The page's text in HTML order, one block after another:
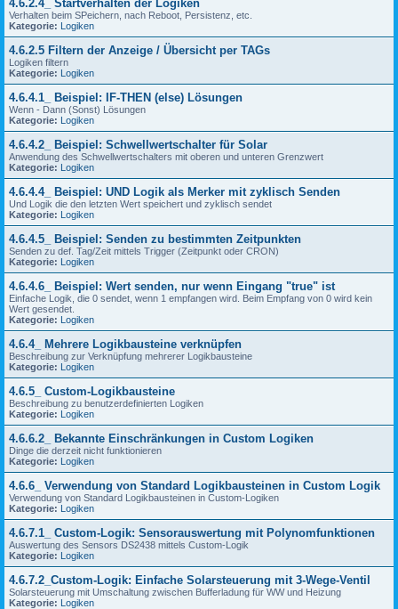
4.6.2.4_ Startverhalten der Logiken
Verhalten beim SPeichern, nach Reboot, Persistenz, etc.
Kategorie: Logiken
4.6.2.5 Filtern der Anzeige / Übersicht per TAGs
Logiken filtern
Kategorie: Logiken
4.6.4.1_ Beispiel: IF-THEN (else) Lösungen
Wenn - Dann (Sonst) Lösungen
Kategorie: Logiken
4.6.4.2_ Beispiel: Schwellwertschalter für Solar
Anwendung des Schwellwertschalters mit oberen und unteren Grenzwert
Kategorie: Logiken
4.6.4.4_ Beispiel: UND Logik als Merker mit zyklisch Senden
Und Logik die den letzten Wert speichert und zyklisch sendet
Kategorie: Logiken
4.6.4.5_ Beispiel: Senden zu bestimmten Zeitpunkten
Senden zu def. Tag/Zeit mittels Trigger (Zeitpunkt oder CRON)
Kategorie: Logiken
4.6.4.6_ Beispiel: Wert senden, nur wenn Eingang "true" ist
Einfache Logik, die 0 sendet, wenn 1 empfangen wird. Beim Empfang von 0 wird kein
Wert gesendet.
Kategorie: Logiken
4.6.4_ Mehrere Logikbausteine verknüpfen
Beschreibung zur Verknüpfung mehrerer Logikbausteine
Kategorie: Logiken
4.6.5_ Custom-Logikbausteine
Beschreibung zu benutzerdefinierten Logiken
Kategorie: Logiken
4.6.6.2_ Bekannte Einschränkungen in Custom Logiken
Dinge die derzeit nicht funktionieren
Kategorie: Logiken
4.6.6_ Verwendung von Standard Logikbausteinen in Custom Logik
Verwendung von Standard Logikbausteinen in Custom-Logiken
Kategorie: Logiken
4.6.7.1_ Custom-Logik: Sensorauswertung mit Polynomfunktionen
Auswertung des Sensors DS2438 mittels Custom-Logik
Kategorie: Logiken
4.6.7.2_Custom-Logik: Einfache Solarsteuerung mit 3-Wege-Ventil
Solarsteuerung mit Umschaltung zwischen Bufferladung für WW und Heizung
Kategorie: Logiken